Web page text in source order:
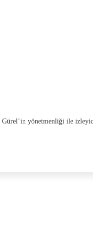
Gürel’in yönetmenliği ile